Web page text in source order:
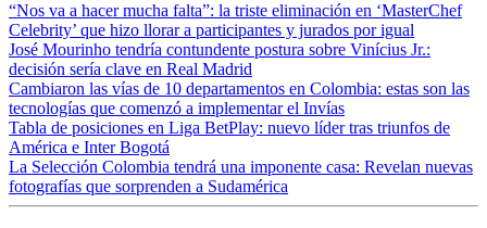
“Nos va a hacer mucha falta”: la triste eliminación en ‘MasterChef
Celebrity’ que hizo llorar a participantes y jurados por igual
José Mourinho tendría contundente postura sobre Vinícius Jr.:
decisión sería clave en Real Madrid
Cambiaron las vías de 10 departamentos en Colombia: estas son las
tecnologías que comenzó a implementar el Invías
Tabla de posiciones en Liga BetPlay: nuevo líder tras triunfos de
América e Inter Bogotá
La Selección Colombia tendrá una imponente casa: Revelan nuevas
fotografías que sorprenden a Sudamérica